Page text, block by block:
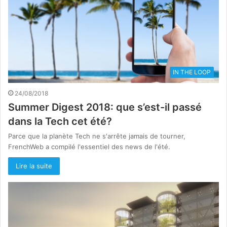
IN THE LOOP
24/08/2018
Summer Digest 2018: que s’est-il passé
dans la Tech cet été?
Parce que la planète Tech ne s'arrête jamais de tourner,
FrenchWeb a compilé l'essentiel des news de l'été.
Lire la suite